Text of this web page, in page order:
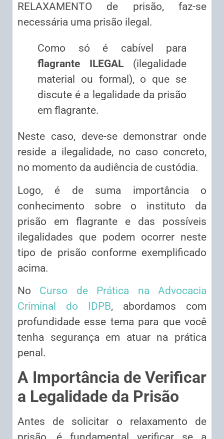
RELAXAMENTO de prisão, faz-se
necessária uma prisão ilegal.
Como só é cabível para
flagrante ILEGAL (ilegalidade
material ou formal), o que se
discute é a legalidade da prisão
em flagrante.
Neste caso, deve-se demonstrar onde
reside a ilegalidade, no caso concreto,
no momento da audiência de custódia.
Logo, é de suma importância o
conhecimento sobre o instituto da
prisão em flagrante e das possíveis
ilegalidades que podem ocorrer neste
tipo de prisão conforme exemplificado
acima.
No Curso de Prática na Advocacia
Criminal do IDPB, abordamos com
profundidade esse tema para que você
tenha segurança em atuar na prática
penal.
A Importância de Verificar
a Legalidade da Prisão
Antes de solicitar o relaxamento de